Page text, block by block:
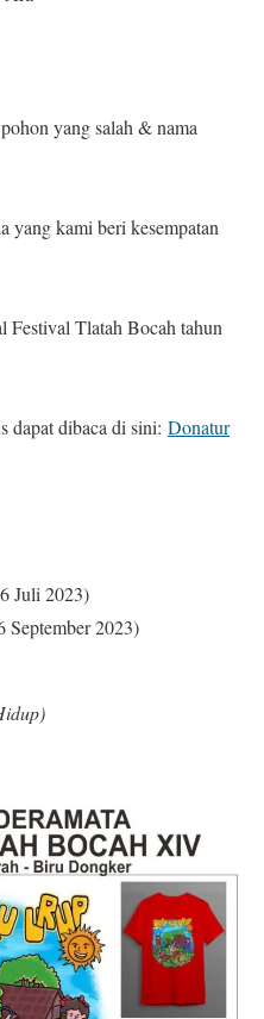
yang salah & nama
yang kami beri kesempatan
Tlatah Bocah tahun
dapat dibaca di sini: Donatur
Juli 2023)
September 2023)